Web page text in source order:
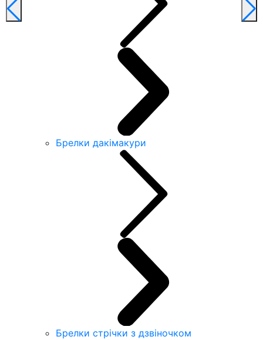
Брелки дакімакури
Брелки стрічки з дзвіночком